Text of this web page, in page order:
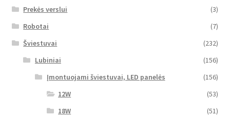
Prekės verslui
(3)
Robotai
(7)
Šviestuvai
(232)
Lubiniai
(156)
Įmontuojami šviestuvai, LED panelės
(156)
12W
(53)
18W
(51)